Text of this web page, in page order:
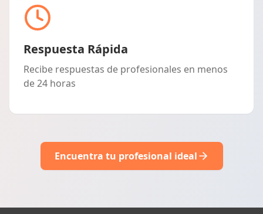
Respuesta Rápida
Recibe respuestas de profesionales en menos
de 24 horas
Encuentra tu profesional ideal